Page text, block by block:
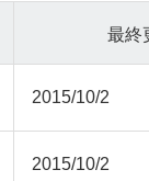
最終
2015/10/2
2015/10/2